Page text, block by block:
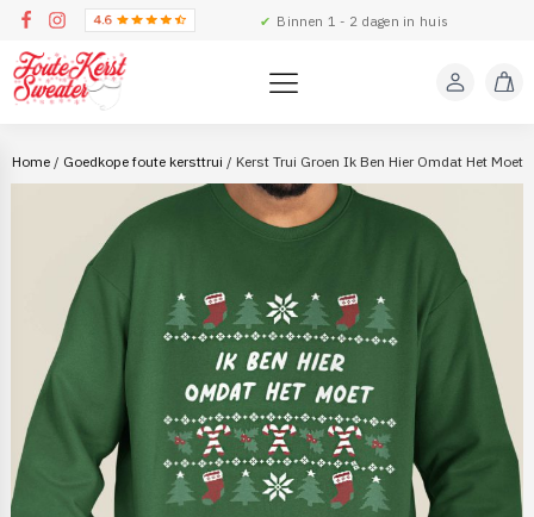
✔ Binnen 1 - 2 dagen in huis
Home/ Goedkope foute kersttrui / Kerst Trui Groen Ik Ben Hier Omdat Het Moet